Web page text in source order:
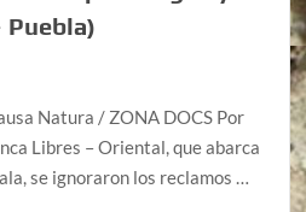
Puebla)
Natura / ZONA DOCS Por
Libres – Oriental, que abarca
se ignoraron los reclamos …